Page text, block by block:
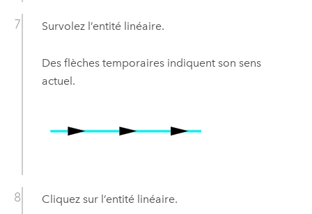
Survolez l’entité linéaire.
Des flèches temporaires indiquent son sens
actuel.
Cliquez sur l’entité linéaire.